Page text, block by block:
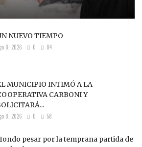
NUEVO TIEMPO
8, 2026 0 84
MUNICIPIO INTIMÓ A LA
CARBONI Y
8, 2026 0 58
pesar por la temprana partida de